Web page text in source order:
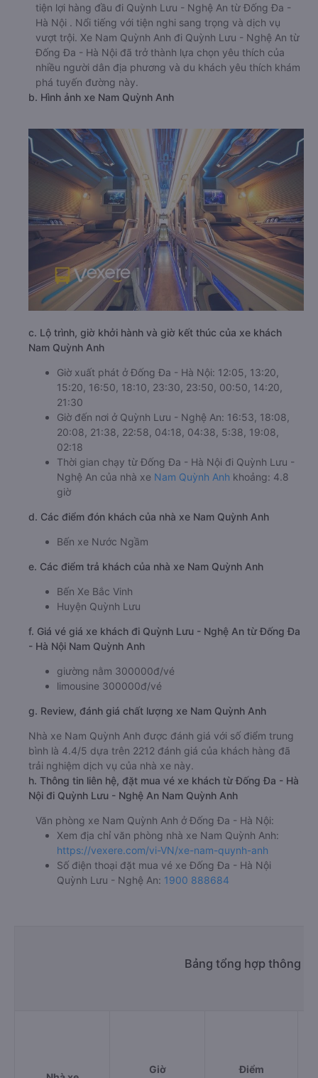
tiện lợi hàng đầu đi Quỳnh Lưu - Nghệ An từ Đống Đa -
Hà Nội . Nổi tiếng với tiện nghi sang trọng và dịch vụ
vượt trội. Xe Nam Quỳnh Anh đi Quỳnh Lưu - Nghệ An từ
Đống Đa - Hà Nội đã trở thành lựa chọn yêu thích của
nhiều người dân địa phương và du khách yêu thích khám
phá tuyến đường này.
b. Hình ảnh xe Nam Quỳnh Anh
c. Lộ trình, giờ khởi hành và giờ kết thúc của xe khách
Nam Quỳnh Anh
Giờ xuất phát ở Đống Đa - Hà Nội: 12:05, 13:20,
15:20, 16:50, 18:10, 23:30, 23:50, 00:50, 14:20,
21:30
Giờ đến nơi ở Quỳnh Lưu - Nghệ An: 16:53, 18:08,
20:08, 21:38, 22:58, 04:18, 04:38, 5:38, 19:08,
02:18
Thời gian chạy từ Đống Đa - Hà Nội đi Quỳnh Lưu -
Nghệ An của nhà xe Nam Quỳnh Anh khoảng: 4.8
giờ
d. Các điểm đón khách của nhà xe Nam Quỳnh Anh
Bến xe Nước Ngầm
e. Các điểm trả khách của nhà xe Nam Quỳnh Anh
Bến Xe Bắc Vinh
Huyện Quỳnh Lưu
f. Giá vé giá xe khách đi Quỳnh Lưu - Nghệ An từ Đống Đa
- Hà Nội Nam Quỳnh Anh
giường nằm 300000đ/vé
limousine 300000đ/vé
g. Review, đánh giá chất lượng xe Nam Quỳnh Anh
Nhà xe Nam Quỳnh Anh được đánh giá với số điểm trung
bình là 4.4/5 dựa trên 2212 đánh giá của khách hàng đã
trải nghiệm dịch vụ của nhà xe này.
h. Thông tin liên hệ, đặt mua vé xe khách từ Đống Đa - Hà
Nội đi Quỳnh Lưu - Nghệ An Nam Quỳnh Anh
Văn phòng xe Nam Quỳnh Anh ở Đống Đa - Hà Nội:
Xem địa chỉ văn phòng nhà xe Nam Quỳnh Anh:
https://vexere.com/vi-VN/xe-nam-quynh-anh
Số điện thoại đặt mua vé xe Đống Đa - Hà Nội
Quỳnh Lưu - Nghệ An: 1900 888684
Bảng tổng hợp thông
Giờ Điểm